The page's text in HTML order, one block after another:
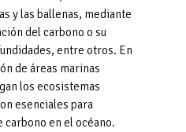
y las ballenas, mediante
del carbono o su
entre otros. En
de áreas marinas
los ecosistemas
esenciales para
en el océano.